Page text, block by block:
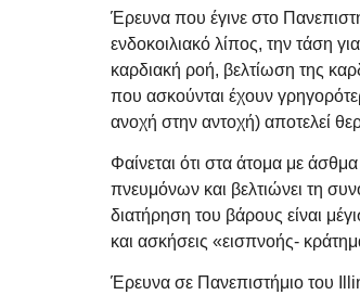
Έρευνα που έγινε στο
ενδοκοιλιακό λίπος, την τάση
καρδιακή ροή, βελτίωση της
που ασκούνται έχουν
ανοχή στην αντοχή) αποτελεί
Φαίνεται ότι στα άτομα με
πνευμόνων και βελτιώνει τη
διατήρηση του βάρους είναι
και ασκήσεις «εισπνοής-
Έρευνα σε Πανεπιστήμιο του